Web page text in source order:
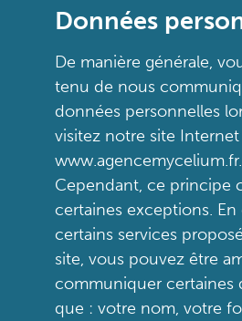
Données
De manière générale,
tenu de nous
données personnelles
visitez notre site Internet
www.agencemycelium.fr.
Cependant, ce principe
certaines exceptions.
certains services
site, vous pouvez être
communiquer certaines
que : votre nom, votre